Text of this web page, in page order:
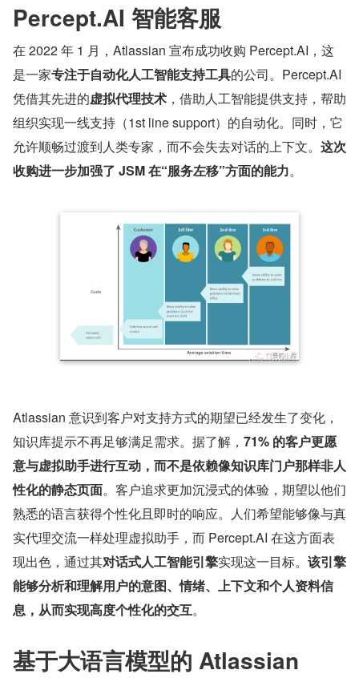
Percept.AI 智能客服
在 2022 年 1 月，Atlassian 宣布成功收购 Percept.AI，这
是一家专注于自动化人工智能支持工具的公司。Percept.AI
凭借其先进的虚拟代理技术 ，借助人工智能提供支持，帮助
组织实现一线支持（1st line support）的自动化。同时，它
允许顺畅过渡到人类专家，而不会失去对话的上下文。 这次
收购进一步加强了 JSM 在“服务左移”方面的能力。
Atlassian 意识到客户对支持方式的期望已经发生了变化，
知识库提示不再足够满足需求。据了解， 71% 的客户更愿
意与虚拟助手进行互动，而不是依赖像知识库门户那样非人
性化的静态页面。客户追求更加沉浸式的体验，期望以他们
熟悉的语言获得个性化且即时的响应。人们希望能够像与真
实代理交流一样处理虚拟助手，而 Percept.AI 在这方面表
现出色，通过其对话式人工智能引擎实现这一目标。 该引擎
能够分析和理解用户的意图、情绪、上下文和个人资料信
息，从而实现高度个性化的交互。
基于大语言模型的 Atlassian